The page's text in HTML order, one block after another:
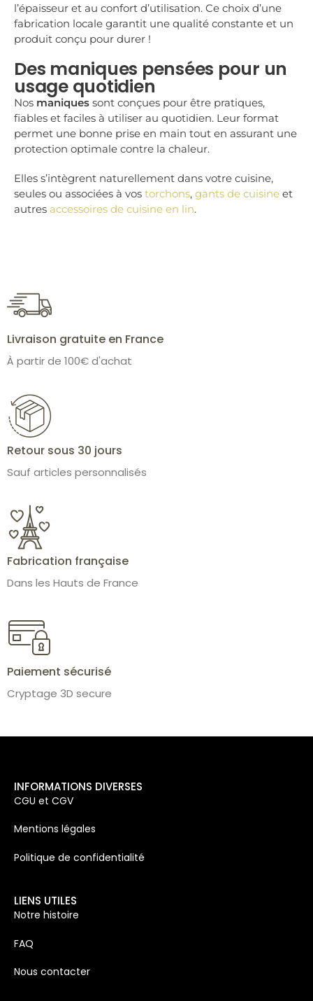
l’épaisseur et au confort d’utilisation. Ce choix d’une
fabrication locale garantit une qualité constante et un
produit conçu pour durer !
Des maniques pensées pour un
usage quotidien
Nos maniques sont conçues pour être pratiques,
fiables et faciles à utiliser au quotidien. Leur format
permet une bonne prise en main tout en assurant une
protection optimale contre la chaleur.
Elles s’intègrent naturellement dans votre cuisine,
seules ou associées à vos torchons, gants de cuisine et
autres accessoires de cuisine en lin.
Livraison gratuite en France
À partir de 100€ d'achat
Retour sous 30 jours
Sauf articles personnalisés
Fabrication française
Dans les Hauts de France
Paiement sécurisé
Cryptage 3D secure
INFORMATIONS DIVERSES
CGU et CGV
Mentions légales
Politique de confidentialité
LIENS UTILES
Notre histoire
FAQ
Nous contacter